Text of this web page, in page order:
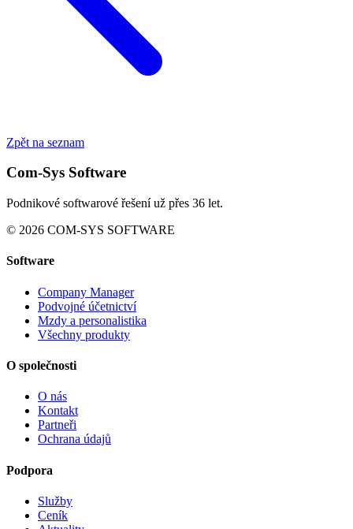
Zpět na seznam
Com-Sys Software
Podnikové softwarové řešení už přes 36 let.
© 2026 COM-SYS SOFTWARE
Software
Company Manager
Podvojné účetnictví
Mzdy a personalistika
Všechny produkty
O společnosti
O nás
Kontakt
Partneři
Ochrana údajů
Podpora
Služby
Ceník